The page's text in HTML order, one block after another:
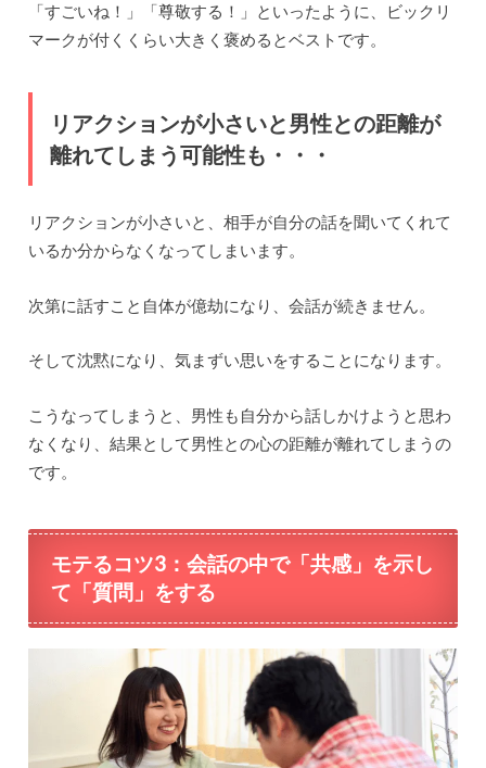
「すごいね！」「尊敬する！」といったように、ビックリ
マークが付くくらい大きく褒めるとベストです。
リアクションが小さいと男性との距離が
離れてしまう可能性も・・・
リアクションが小さいと、相手が自分の話を聞いてくれて
いるか分からなくなってしまいます。
次第に話すこと自体が億劫になり、会話が続きません。
そして沈黙になり、気まずい思いをすることになります。
こうなってしまうと、男性も自分から話しかけようと思わ
なくなり、結果として男性との心の距離が離れてしまうの
です。
モテるコツ3：会話の中で「共感」を示し
て「質問」をする